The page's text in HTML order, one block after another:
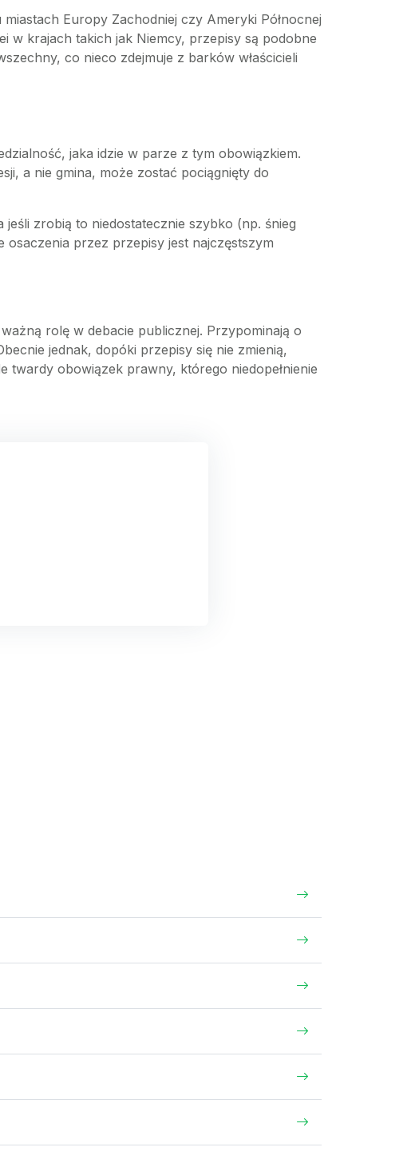
Europy Zachodniej czy Ameryki Północnej
w krajach takich jak Niemcy, przepisy są podobne
co nieco zdejmuje z barków właścicieli
jaka idzie w parze z tym obowiązkiem.
a nie gmina, może zostać pociągnięty do
zrobią to niedostatecznie szybko (np. śnieg
przez przepisy jest najczęstszym
rolę w debacie publicznej. Przypominają o
jednak, dopóki przepisy się nie zmienią,
twardy obowiązek prawny, którego niedopełnienie